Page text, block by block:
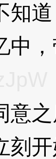
中
之
刻